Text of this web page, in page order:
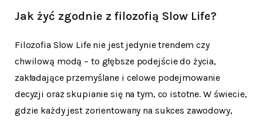
Jak żyć zgodnie z filozofią Slow Life?
Filozofia Slow Life nie jest jedynie trendem czy
chwilową modą – to głębsze podejście do życia,
zakładające przemyślane i celowe podejmowanie
decyzji oraz skupianie się na tym, co istotne. W świecie,
gdzie każdy jest zorientowany na sukces zawodowy,